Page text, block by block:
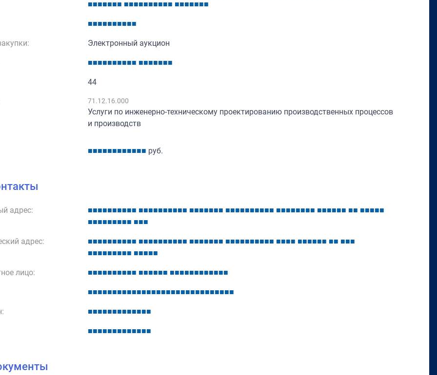
■■■■■■■ ■■■■■■■■■■ ■■■■■■■
■■■■■■■■■■
Электронный аукцион
■■■■■■■■■■ ■■■■■■■
44
71.12.16.000
Услуги по инженерно-техническому проектированию производственных процессов
и производств
■■■■■■■■■■■■ руб.
адрес: ■■■■■■■■■■ ■■■■■■■■■■ ■■■■■■■ ■■■■■■■■■■ ■■■■■■■■ ■■■■■■ ■■ ■■■■■
■■■■■■■■■ ■■■
адрес: ■■■■■■■■■■ ■■■■■■■■■■ ■■■■■■■ ■■■■■■■■■■ ■■■■ ■■■■■■ ■■ ■■■
■■■■■■■■■ ■■■■■
лицо: ■■■■■■■■■■ ■■■■■■ ■■■■■■■■■■■■
■■■■■■■■■■■■■■■■■■■■■■■■■■■■■■
■■■■■■■■■■■■■
■■■■■■■■■■■■■